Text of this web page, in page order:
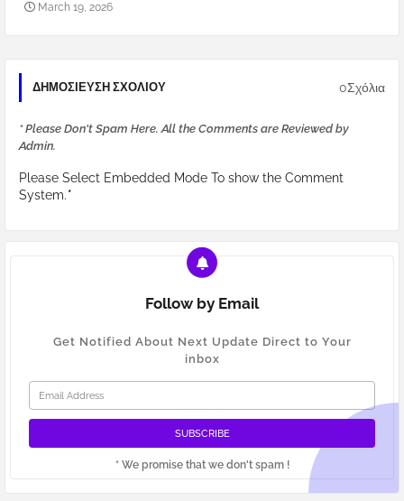
March 19, 2026
ΔΗΜΟΣΊΕΥΣΗ ΣΧΟΛΊΟΥ 0Σχόλια
* Please Don't Spam Here. All the Comments are Reviewed by
Admin.
Please Select Embedded Mode To show the Comment
System.*
Follow by Email
Get Notified About Next Update Direct to Your
inbox
* We promise that we don't spam !